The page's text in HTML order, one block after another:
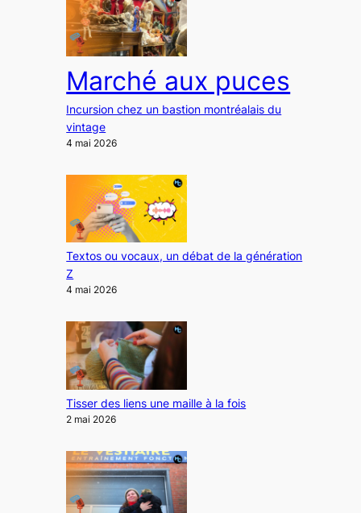
Marché aux puces
Incursion chez un bastion montréalais du
vintage
4 mai 2026
Textos ou vocaux, un débat de la génération
Z
4 mai 2026
Tisser des liens une maille à la fois
2 mai 2026